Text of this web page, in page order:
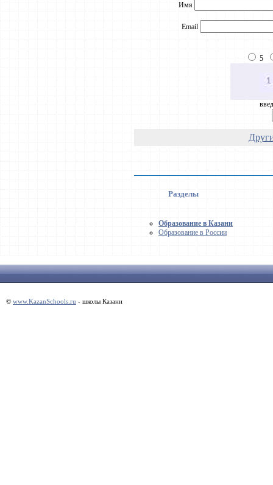
Имя
Email
5
Разделы
Образование в Казани
Образование в России
© www.KazanSchools.ru - школы Казани